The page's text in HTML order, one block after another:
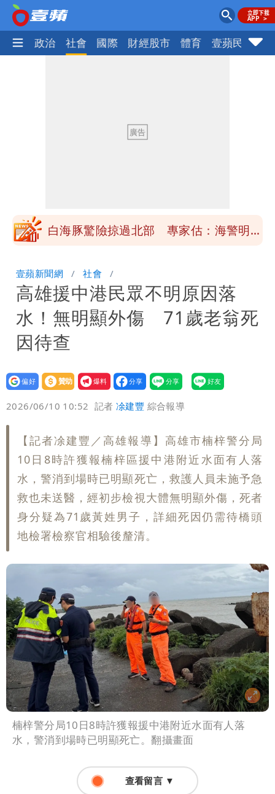
生活 政治 社會 國際 財經股市 體育 壹蘋民調
「終於能交代」 捐500萬獎學金延續愛
白海豚颱風逼近！鄭明典示警「恐遇黑潮
砸重金再買一整桌卡盒
白海豚驚險掠過北部 專家估：海警明發
「終於能交代」 捐500萬獎學金延續愛
白海豚颱風逼近！鄭明典示警「恐遇黑潮
變強」 路徑分歧藏警訊：不利強度維持
壹蘋新聞網 社會
高雄援中港民眾不明原因落
水！無明顯外傷 71歲老翁死
因待查
設為
贊助
我要
爆料
2026/06/10 10:52 記者凃建豐 綜合報導
【記者凃建豐／高雄報導】高雄市楠梓警分局
10日8時許獲報楠梓區援中港附近水面有人落
水，警消到場時已明顯死亡，救護人員未施予急
救也未送醫，經初步檢視大體無明顯外傷，死者
身分疑為71歲黃姓男子，詳細死因仍需待橋頭
地檢署檢察官相驗後釐清。
楠梓警分局10日8時許獲報援中港附近水面有人落
水，警消到場時已明顯死亡。翻攝畫面
查看留言 ▼